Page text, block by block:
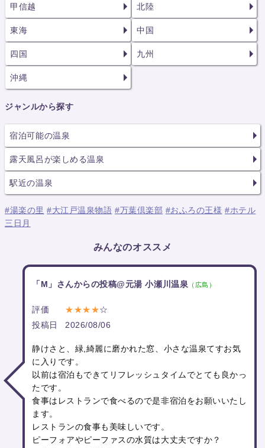
甲信越 北陸
東海 中国
四国 九州
沖縄
ジャンルから探す
宿泊可能の温泉
露天風呂が楽しめる温泉
駅近の温泉
#湯楽の里 #大江戸温泉物語 #万葉倶楽部 #おふろの王様 #ホテル
三日月
みんなのオススメ
「M」さんからの投稿@元湯 小瀬川温泉 （広島）
評価 ★★★★☆
投稿日
2026/08/06
静けさと、緑,綺麗に磨かれた窓、小さな温泉てすお気
に入りです。
以前は宿泊もできてリフレッシュタイムでとても良かっ
たです。
食事はレストランで食べるので是非宿泊をお願いいたし
ます。
レストランの食事も美味しいです。
ピーフォアやピーファスの水質は大丈夫ですか？